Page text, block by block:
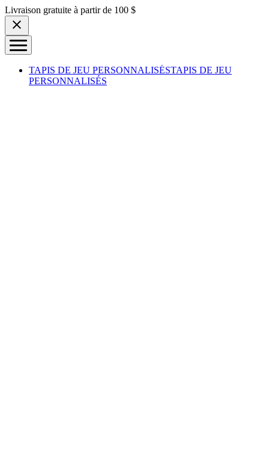
Skip to content
Livraison gratuite à partir de 100 $
TAPIS DE JEU PERSONNALISÉSTAPIS DE JEU
PERSONNALISÉS